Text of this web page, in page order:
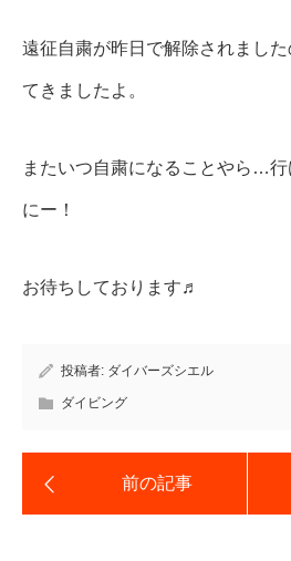
遠征自粛が昨日で解除されまし
てきましたよ。
またいつ自粛になることやら…
にー！
お待ちしております♬
投稿者: ダイバーズシエル
ダイビング